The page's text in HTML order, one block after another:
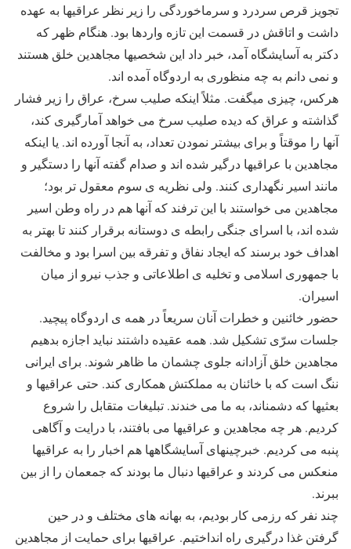
تجویز قرص سردرد و سرماخوردگی را زیر نظر عراقیها به عهده
داشت و اتاقش در قسمت این تازه واردها بود. هنگام ظهر که
دکتر به آسایشگاه آمد، خبر داد این شخصیها مجاهدین خلق هستند
و نمی دانم به چه منظوری به اردوگاه آمده اند.
هرکس، چیزی میگفت. مثلاً اینکه صلیب سرخ، عراق را زیر فشار
گذاشته و عراق که دیده صلیب سرخ می خواهد آمارگیری کند،
آنها را موقتاً و برای بیشتر نمودن تعداد، به آنجا آورده اند. یا اینکه
مجاهدین با عراقیها درگیر شده اند و صدام گفته آنها را دستگیر و
مانند اسیر نگهداری کنند. ولی نظریه ی سوم معقول تر بود؛
مجاهدین می خواستند با این ترفند که آنها هم در راه وطن اسیر
شده اند، با اسرای جنگی رابطه ی دوستانه برقرار کنند تا بهتر به
اهداف خود برسند که ایجاد نفاق و تفرقه بین اسرا بود و مخالفت
با جمهوری اسلامی و تخلیه ی اطلاعاتی و جذب نیرو از میان
اسیران.
حضور خائنین و خطرات آنان سریعاً در همه ی اردوگاه پیچید.
جلسات سرّی تشکیل شد. همه عقیده داشتند نباید اجازه بدهیم
مجاهدین خلق آزادانه جلوی چشمان ما ظاهر شوند. برای ایرانی
ننگ است که با خائنان به مملکتش همکاری کند. حتی عراقیها و
بعثیها که دشمناند، به ما می خندند. تبلیغات متقابل را شروع
کردیم. هر چه مجاهدین و عراقیها می بافتند، با درایت و آگاهی
پنبه می کردیم. خبرچینهای آسایشگاهها هم اخبار را به عراقیها
منعکس می کردند و عراقیها دنبال ما بودند که جمعمان را از بین
ببرند.
چند نفر که رزمی کار بودیم، به بهانه های مختلف و در حین
گرفتن غذا درگیری راه انداختیم. عراقیها برای حمایت از مجاهدین